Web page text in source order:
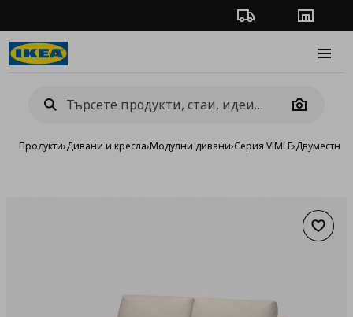
Проследяване на
Camera
Продукти›Дивани и кресла›Модулни дивани›Серия VIMLE›Двуместни